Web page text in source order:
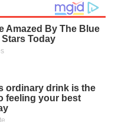
Food. Tuy nhiên, nhìn
Đông Nam Á, Grab
thế số 1.